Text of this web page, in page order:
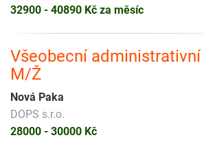
32900 - 40890 Kč za měsíc
Všeobecní
M/Ž
Nová Paka
DOPS s.r.o.
28000 - 30000 Kč